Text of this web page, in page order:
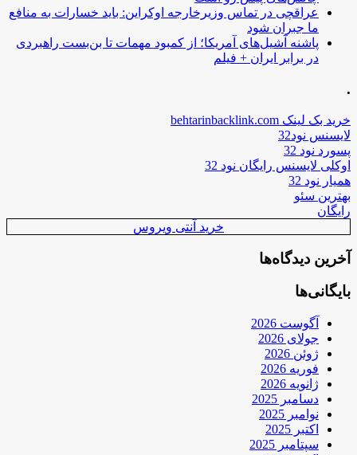
عراقچی در تماس وزیرخارجه اوکراین: باید خسارات به منافع
ما جبران شود
پاشنه آشیل‌های آمریکا؛ از کمبود مهمات تا بن‌بست راهبردی
در برابر ایران + فیلم
.
خرید بک لینک behtarinbacklink.com
لایسنس نود32
پسورد نود 32
اوکلی لایسنس رایگان نود 32
همیار نود 32
بهترین سئو
رایگان
خرید آنتی ویروس
آخرین دیدگاه‌ها
بایگانی‌ها
آگوست 2026
جولای 2026
ژوئن 2026
فوریه 2026
ژانویه 2026
دسامبر 2025
نوامبر 2025
اکتبر 2025
سپتامبر 2025